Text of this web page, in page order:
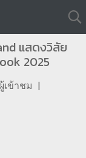
แสดงวิสัย
2025
เข้าชม |